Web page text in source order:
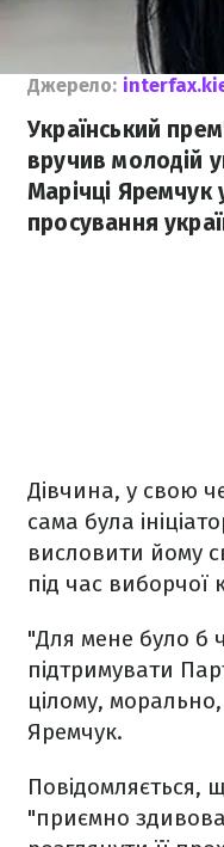
Джерело:
Український
вручив молодій
Марічці Яремчук
просування
Дівчина, у свою
сама була
висловити йому
під час виборчої
"Для мене було б
підтримувати
цілому,
Яремчук.
Повідомляється,
"приємно